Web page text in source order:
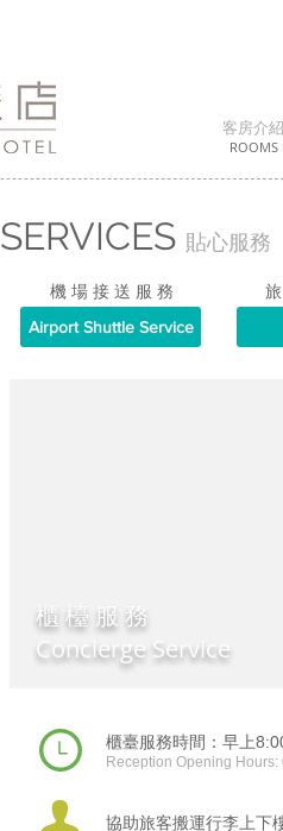
ROOMS
客房介紹
SERVICES 貼心服
機 場 接 送 服 務
Airport Shuttle Service
櫃 檯 服 務
Concierge Service
櫃臺服務時間：早上
Reception Opening
協助旅客搬運行李上下